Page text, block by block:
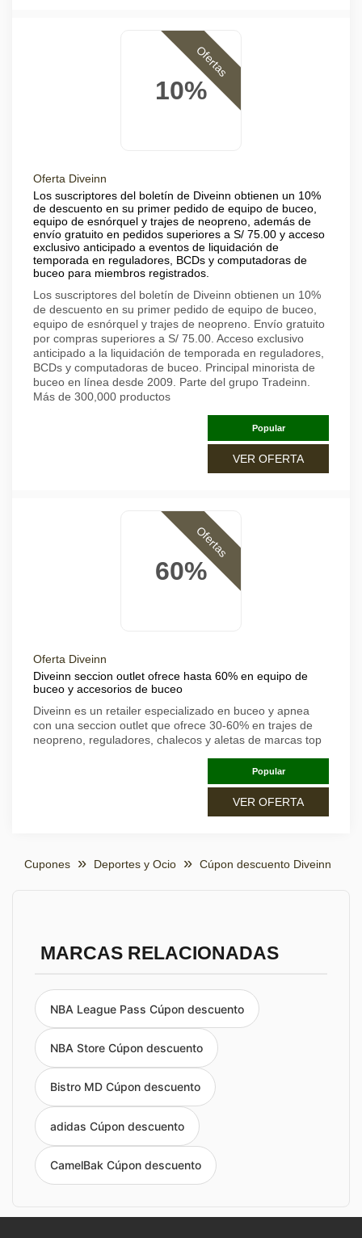
10%
Ofertas
Oferta Diveinn
Los suscriptores del boletín de Diveinn obtienen un 10%
de descuento en su primer pedido de equipo de buceo,
equipo de esnórquel y trajes de neopreno, además de
envío gratuito en pedidos superiores a S/ 75.00 y acceso
exclusivo anticipado a eventos de liquidación de
temporada en reguladores, BCDs y computadoras de
buceo para miembros registrados.
Los suscriptores del boletín de Diveinn obtienen un 10%
de descuento en su primer pedido de equipo de buceo,
equipo de esnórquel y trajes de neopreno. Envío gratuito
por compras superiores a S/ 75.00. Acceso exclusivo
anticipado a la liquidación de temporada en reguladores,
BCDs y computadoras de buceo. Principal minorista de
buceo en línea desde 2009. Parte del grupo Tradeinn.
Más de 300,000 productos
Popular
VER OFERTA
60%
Ofertas
Oferta Diveinn
Diveinn seccion outlet ofrece hasta 60% en equipo de
buceo y accesorios de buceo
Diveinn es un retailer especializado en buceo y apnea
con una seccion outlet que ofrece 30-60% en trajes de
neopreno, reguladores, chalecos y aletas de marcas top
Popular
VER OFERTA
Cupones Deportes y Ocio Cúpon descuento Diveinn
MARCAS RELACIONADAS
NBA League Pass Cúpon descuento
NBA Store Cúpon descuento
Bistro MD Cúpon descuento
adidas Cúpon descuento
CamelBak Cúpon descuento